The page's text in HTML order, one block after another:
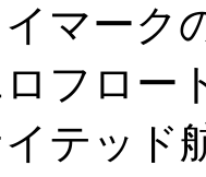
マーク
フロー
テッド